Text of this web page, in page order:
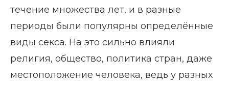
течение множества лет, и в разные
периоды были популярны определённые
виды секса. На это сильно влияли
религия, общество, политика стран, даже
местоположение человека, ведь у разных